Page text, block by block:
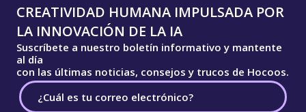
CREATIVIDAD HUMANA IMPULSADA POR
LA INNOVACIÓN DE LA IA
Suscríbete a nuestro boletín informativo y mantente
al día
con las últimas noticias, consejos y trucos de Hocoos.